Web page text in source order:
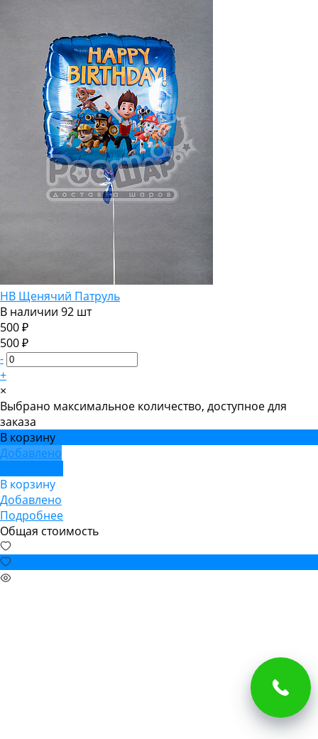
НВ Щенячий Патруль
В наличии 92 шт
500 ₽
500 ₽
-
+
×
Выбрано максимальное количество, доступное для
заказа
В корзину
Добавлено
В корзину
Добавлено
Подробнее
Общая стоимость